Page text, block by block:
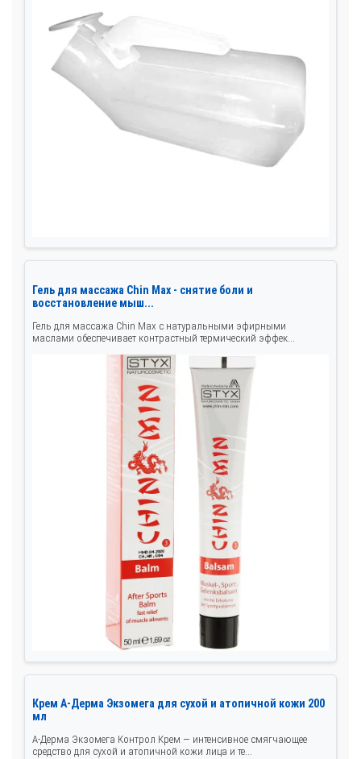
Гель для массажа Chin Max - снятие боли и
восстановление мыш...
Гель для массажа Chin Max с натуральными эфирными
маслами обеспечивает контрастный термический эффек...
Крем А-Дерма Экзомега для сухой и атопичной кожи 200
мл
А-Дерма Экзомега Контрол Крем — интенсивное смягчающее
средство для сухой и атопичной кожи лица и те...